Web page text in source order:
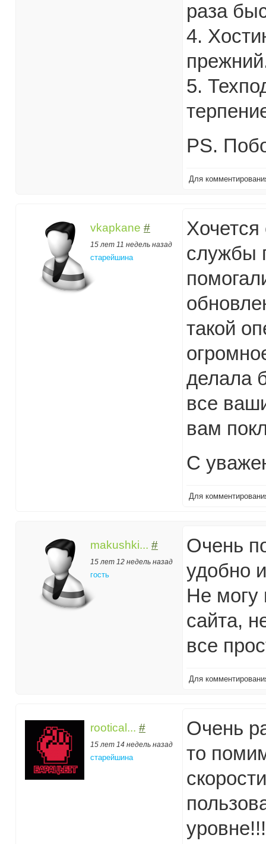
раза
4.
5.
PS.
Для
vkapkane #
15 лет 11 недель назад
старейшина
Хочется
службы
такой
делала
все
вам
С
Для
makushki... #
15 лет 12 недель назад
гость
Очень
удобно
Не могу
сайта,
все
Для
rootical... #
15 лет 14 недель назад
старейшина
Очень
то
уровне!!!